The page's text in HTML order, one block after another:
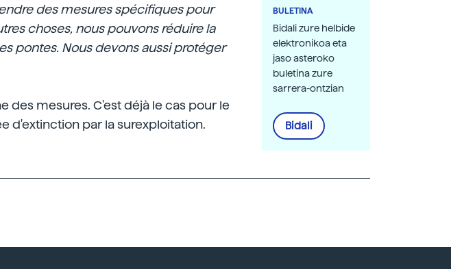
des mesures spécifiques pour
choses, nous pouvons réduire la
pontes. Nous devons aussi protéger
des mesures. C'est déjà le cas pour le
d'extinction par la surexploitation.
BULETINA
Bidali zure helbide
elektronikoa eta
jaso asteroko
buletina zure
sarrera-ontzian
Bidali